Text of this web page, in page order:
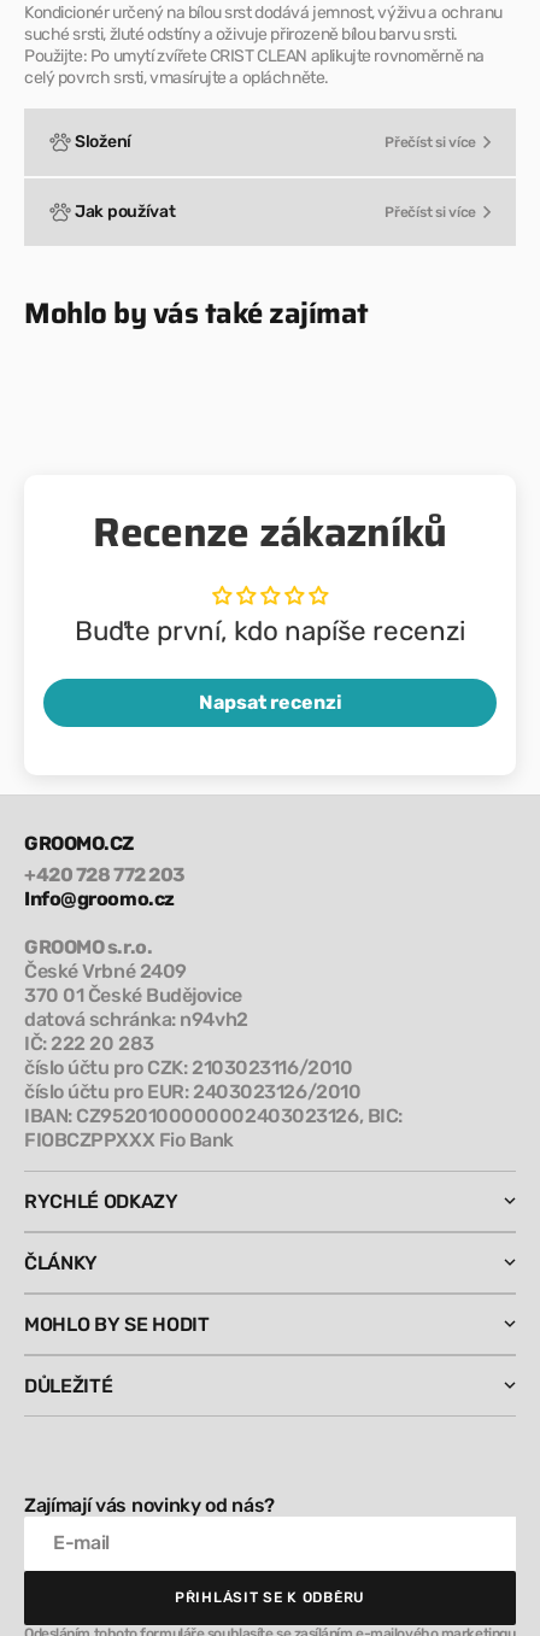
Kondicionér určený na bílou srst dodává jemnost, výživu a ochranu
suché srsti, žluté odstíny a oživuje přirozeně bílou barvu srsti.
Použijte: Po umytí zvířete CRIST CLEAN aplikujte rovnoměrně na
celý povrch srsti, vmasírujte a opláchněte.
Složení Přečíst si více
Jak používat Přečíst si více
Mohlo by vás také zajímat
Recenze zákazníků
Buďte první, kdo napíše recenzi
Napsat recenzi
GROOMO.CZ
+420 728 772 203
Info@groomo.cz
GROOMO s.r.o.
České Vrbné 2409
370 01 České Budějovice
datová schránka: n94vh2
IČ: 222 20 283
číslo účtu pro CZK: 2103023116/2010
číslo účtu pro EUR: 2403023126/2010
IBAN: CZ9520100000002403023126, BIC:
FIOBCZPPXXX Fio Bank
RYCHLÉ ODKAZY
ČLÁNKY
MOHLO BY SE HODIT
DŮLEŽITÉ
Zajímají vás novinky od nás?
E-mail
PŘIHLÁSIT SE K ODBĚRU
PŘIHLÁSIT SE K ODBĚRU